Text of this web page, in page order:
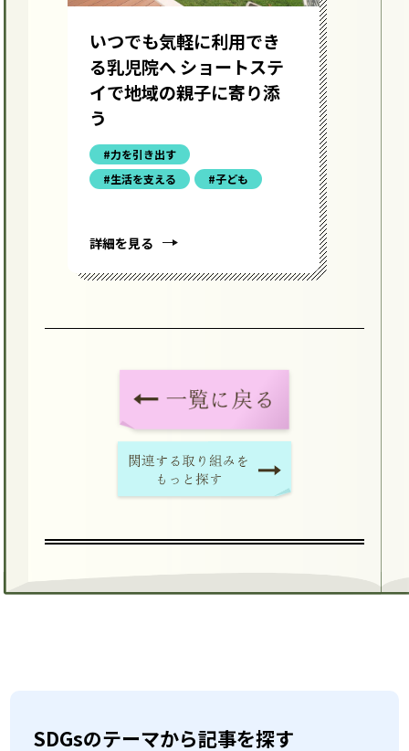
いつでも気軽に利用でき
る乳児院へ ショートステ
イで地域の親子に寄り添
う
#力を引き出す
#生活を支える
#子ども
詳細を見る
SDGsのテーマから記事を探す